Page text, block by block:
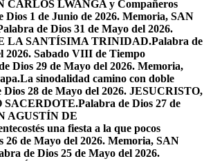
CARLOS LWANGA y Compañeros
Dios 1 de Junio de 2026. Memoria, SAN
de Dios 31 de Mayo del 2026.
LA SANTÍSIMA TRINIDAD.Palabra de
2026. Sabado VIII de Tiempo
Dios 29 de Mayo del 2026. Memoria,
La sinodalidad camino con doble
Dios 28 de Mayo del 2026. JESUCRISTO,
SACERDOTE.Palabra de Dios 27 de
AGUSTÍN DE
una fiesta a la que pocos
26 de Mayo del 2026. Memoria, SAN
de Dios 25 de Mayo del 2026.